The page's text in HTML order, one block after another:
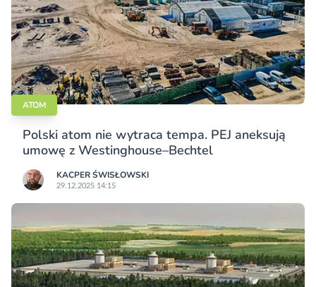
ATOM
Polski atom nie wytraca tempa. PEJ aneksują
umowę z Westinghouse–Bechtel
KACPER ŚWISŁO­WSKI
29.12.2025 14:15